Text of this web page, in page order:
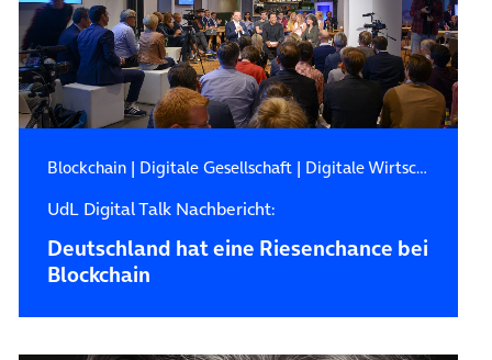
Blockchain| Digitale Gesellschaft| Digitale Wirtschaft
UdL Digital Talk Nachbericht:
Deutschland hat eine Riesenchance bei
Blockchain